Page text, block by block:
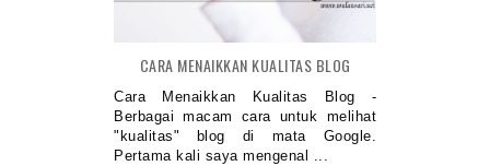
CARA MENAIKKAN KUALITAS BLOG
Cara Menaikkan Kualitas Blog -
Berbagai macam cara untuk melihat
"kualitas" blog di mata Google.
Pertama kali saya mengenal ...